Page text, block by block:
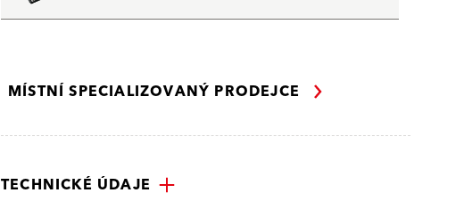
MÍSTNÍ SPECIALIZOVANÝ PRODEJCE
TECHNICKÉ ÚDAJE